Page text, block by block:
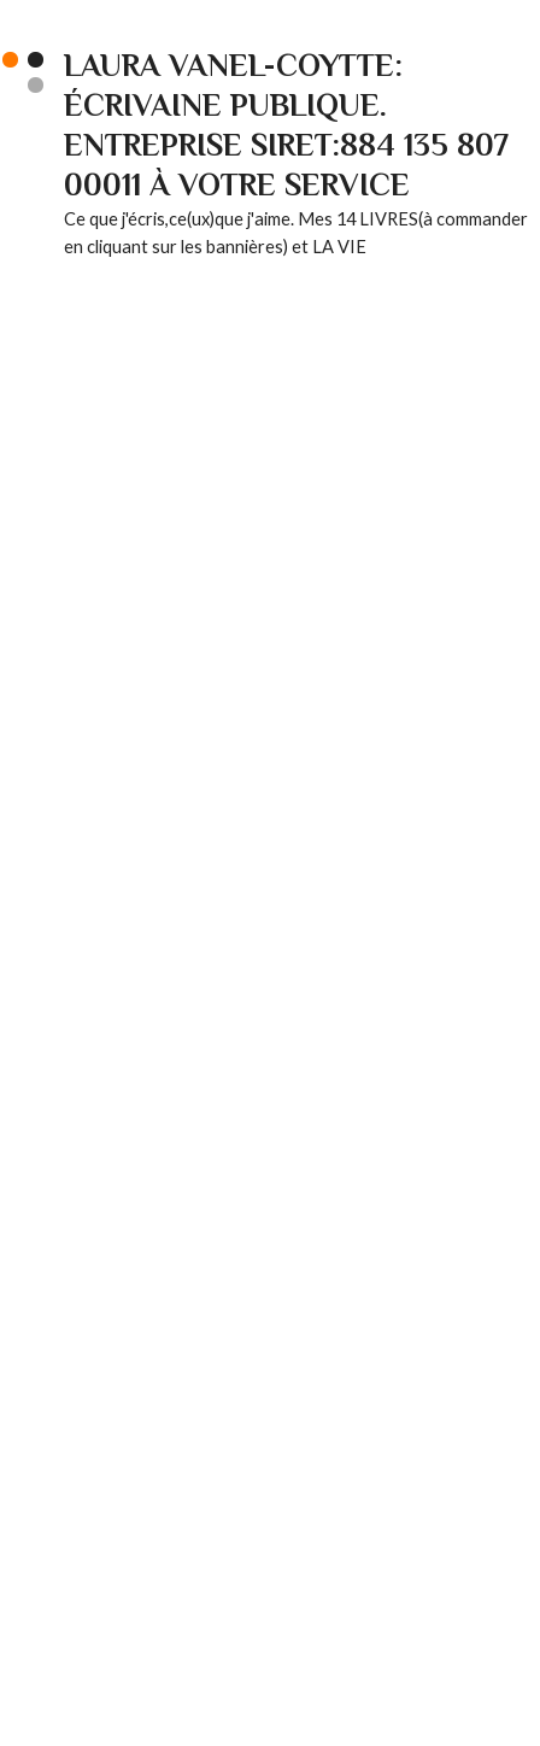
LAURA VANEL-COYTTE:
ÉCRIVAINE PUBLIQUE.
ENTREPRISE SIRET:884 135 807
00011 À VOTRE SERVICE
Ce que j'écris,ce(ux)que j'aime. Mes 14 LIVRES(à commander
en cliquant sur les bannières) et LA VIE